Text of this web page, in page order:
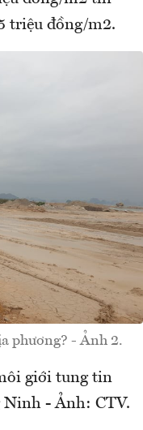
triệu đồng/m2.
phương? - Ảnh 2.
giới tung tin
- Ảnh: CTV.